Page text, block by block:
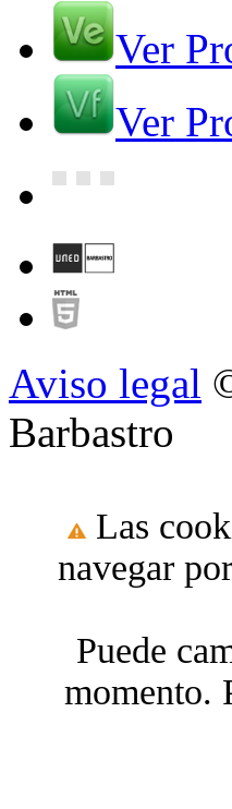
Ver
Ver
Aviso legal
Barbastro
Las
navegar
Puede
momento.